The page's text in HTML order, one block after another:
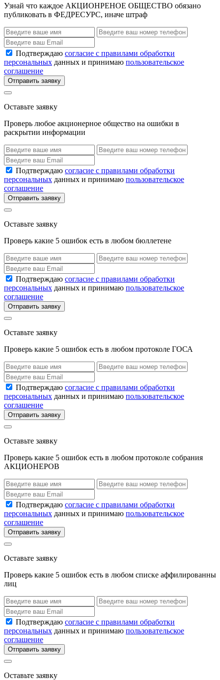
Узнай что каждое АКЦИОНРЕНОЕ ОБЩЕСТВО обязано
публиковать в ФЕДРЕСУРС, иначе штраф
Подтверждаю согласие с правилами обработки
персональных данных и принимаю пользовательское
соглашение
Отправить заявку
Оставьте заявку
Проверь любое акционерное общество на ошибки в
раскрытии информации
Подтверждаю согласие с правилами обработки
персональных данных и принимаю пользовательское
соглашение
Отправить заявку
Оставьте заявку
Проверь какие 5 ошибок есть в любом бюллетене
Подтверждаю согласие с правилами обработки
персональных данных и принимаю пользовательское
соглашение
Отправить заявку
Оставьте заявку
Проверь какие 5 ошибок есть в любом протоколе ГОСА
Подтверждаю согласие с правилами обработки
персональных данных и принимаю пользовательское
соглашение
Отправить заявку
Оставьте заявку
Проверь какие 5 ошибок есть в любом протоколе собрания
АКЦИОНЕРОВ
Подтверждаю согласие с правилами обработки
персональных данных и принимаю пользовательское
соглашение
Отправить заявку
Оставьте заявку
Проверь какие 5 ошибок есть в любом списке аффилированны
лиц
Подтверждаю согласие с правилами обработки
персональных данных и принимаю пользовательское
соглашение
Отправить заявку
Оставьте заявку